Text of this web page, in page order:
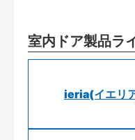
室内ドア製品ラ
ieria(イエリ